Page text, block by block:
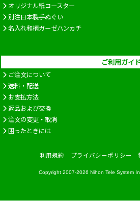
オリジナル紙コースター
別注日本製手ぬぐい
名入れ和柄ガーゼハンカチ
ご利用ガイド
ご注文について
送料・配送
お支払方法
返品および交換
注文の変更・取消
困ったときには
利用規約 プライバシーポリシー
Copyright 2007-2026 Nihon Tele System